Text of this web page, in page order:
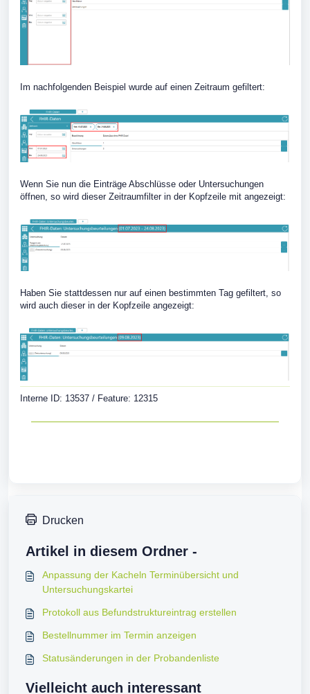
Im nachfolgenden Beispiel wurde auf einen Zeitraum gefiltert:
Wenn Sie nun die Einträge Abschlüsse oder Untersuchungen
öffnen, so wird dieser Zeitraumfilter in der Kopfzeile mit angezeigt:
Haben Sie stattdessen nur auf einen bestimmten Tag gefiltert, so
wird auch dieser in der Kopfzeile angezeigt:
Interne ID: 13537 / Feature: 12315
Drucken
Artikel in diesem Ordner -
Anpassung der Kacheln Terminübersicht und
Untersuchungskartei
Protokoll aus Befundstruktureintrag erstellen
Bestellnummer im Termin anzeigen
Statusänderungen in der Probandenliste
Vielleicht auch interessant